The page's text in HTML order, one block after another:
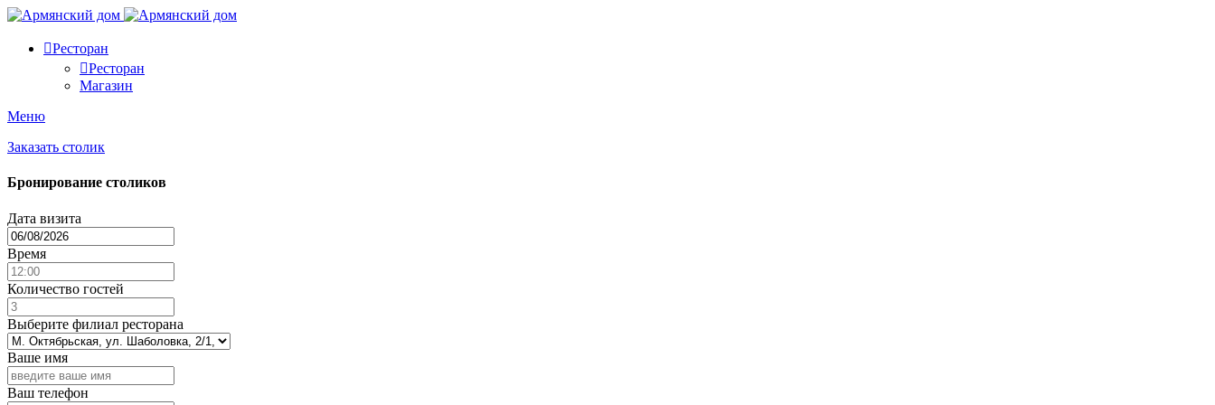
Ресторан
Ресторан
Магазин
Меню
Заказать столик
Бронирование столиков
Дата визита
Время
Количество гостей
Выберите филиал ресторана
Ваше имя
Ваш телефон